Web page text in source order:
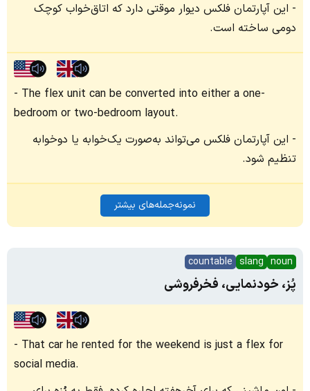
این آپارتمان فلکس دیوار موقتی دارد که اتاق‌خواب کوچک
دومی ساخته است.
The flex unit can be converted into either a one-
bedroom or two-bedroom layout.
این آپارتمان فلکس می‌تواند به‌صورت یک‌خوابه یا دو‌خوابه
تنظیم شود.
نمونه‌جمله‌های بیشتر
noun
slang
countable
پُز، خودنمایی، فخرفروشی
That car he rented for the weekend is just a flex for
social media.